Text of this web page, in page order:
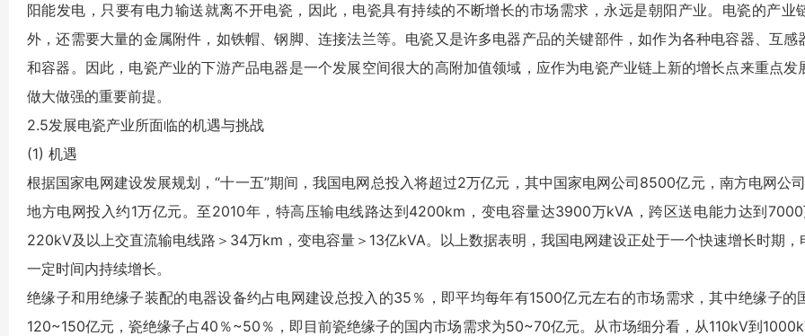
阳能发电，只要有电力输送就离不开电瓷，因此，电瓷具有持续的不断增长的市场需求，永远是朝阳产业。电瓷的产业
外，还需要大量的金属附件，如铁帽、钢脚、连接法兰等。电瓷又是许多电器产品的关键部件，如作为各种电容器、互感
和容器。因此，电瓷产业的下游产品电器是一个发展空间很大的高附加值领域，应作为电瓷产业链上新的增长点来重点发
做大做强的重要前提。
2.5发展电瓷产业所面临的机遇与挑战
(1) 机遇
根据国家电网建设发展规划，“十一五”期间，我国电网总投入将超过2万亿元，其中国家电网公司8500亿元，南方电网公
地方电网投入约1万亿元。至2010年，特高压输电线路达到4200km，变电容量达3900万kVA，跨区送电能力达到7000
220kV及以上交直流输电线路＞34万km，变电容量＞13亿kVA。以上数据表明，我国电网建设正处于一个快速增长时期，
一定时间内持续增长。
绝缘子和用绝缘子装配的电器设备约占电网建设总投入的35％，即平均每年有1500亿元左右的市场需求，其中绝缘子的
120~150亿元，瓷绝缘子占40％~50％，即目前瓷绝缘子的国内市场需求为50~70亿元。从市场细分看，从110kV到